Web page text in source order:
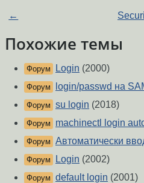
←
Похожие темы
Форум Login (2000)
Форум login/passwd на
Форум su login (2018)
Форум machinectl login
Форум Автоматически
Форум Login (2002)
Форум default login (2001)